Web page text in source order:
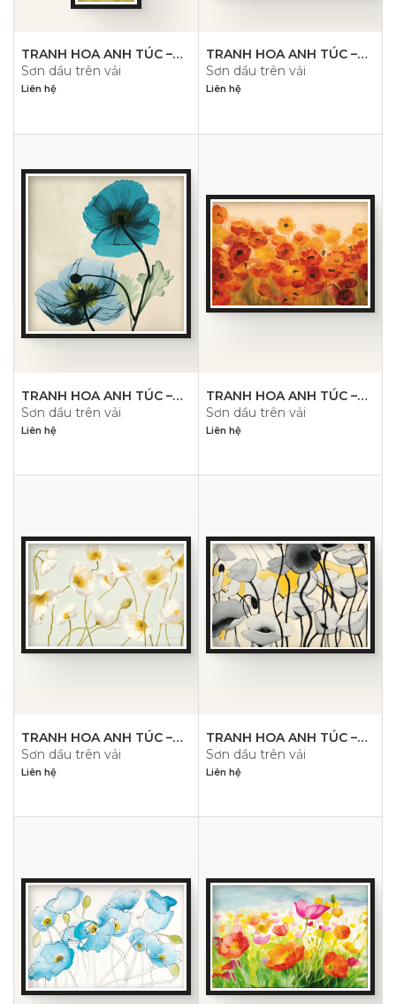
TRANH HOA ANH TÚC –
PN1475
Sơn dầu trên vải
Liên hệ
TRANH HOA ANH TÚC –
PN1474
Sơn dầu trên vải
Liên hệ
TRANH HOA ANH TÚC –
PN1473
Sơn dầu trên vải
Liên hệ
TRANH HOA ANH TÚC –
PN1472
Sơn dầu trên vải
Liên hệ
TRANH HOA ANH TÚC –
PN1471
Sơn dầu trên vải
Liên hệ
TRANH HOA ANH TÚC –
PN1470
Sơn dầu trên vải
Liên hệ